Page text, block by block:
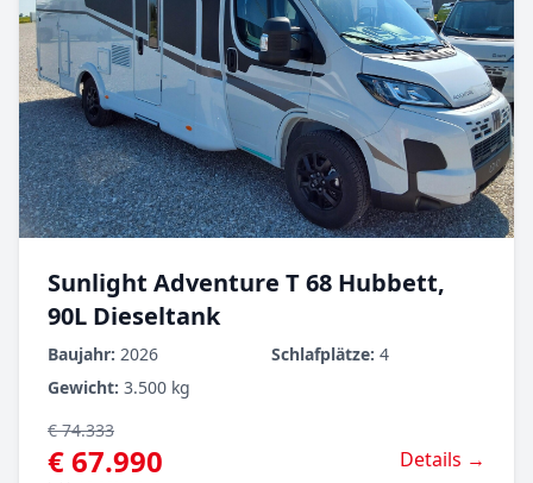
Sunlight Adventure T 68 Hubbett,
90L Dieseltank
Baujahr: 2026 Schlafplätze: 4
Gewicht: 3.500 kg
€ 74.333
€ 67.990 Details →